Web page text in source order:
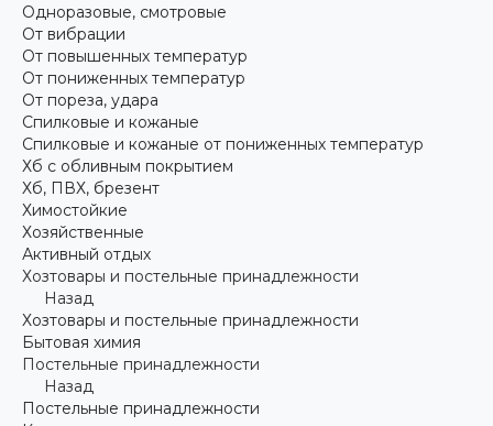
Одноразовые, смотровые
От вибрации
От повышенных температур
От пониженных температур
От пореза, удара
Спилковые и кожаные
Спилковые и кожаные от пониженных температур
Хб с обливным покрытием
Хб, ПВХ, брезент
Химостойкие
Хозяйственные
Активный отдых
Хозтовары и постельные принадлежности
Назад
Хозтовары и постельные принадлежности
Бытовая химия
Постельные принадлежности
Назад
Постельные принадлежности